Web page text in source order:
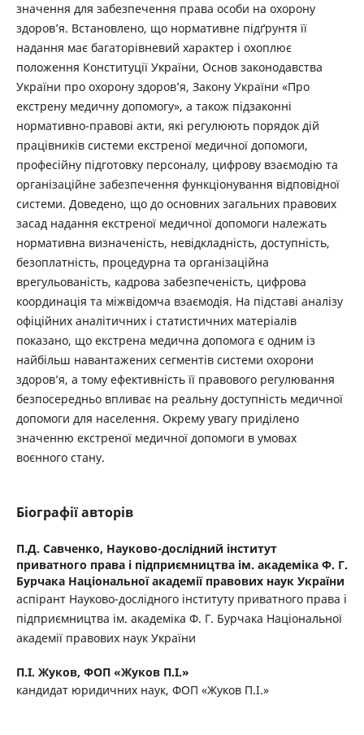
значення для забезпечення права особи на охорону
здоров’я. Встановлено, що нормативне підґрунтя її
надання має багаторівневий характер і охоплює
положення Конституції України, Основ законодавства
України про охорону здоров’я, Закону України «Про
екстрену медичну допомогу», а також підзаконні
нормативно-правові акти, які регулюють порядок дій
працівників системи екстреної медичної допомоги,
професійну підготовку персоналу, цифрову взаємодію та
організаційне забезпечення функціонування відповідної
системи. Доведено, що до основних загальних правових
засад надання екстреної медичної допомоги належать
нормативна визначеність, невідкладність, доступність,
безоплатність, процедурна та організаційна
врегульованість, кадрова забезпеченість, цифрова
координація та міжвідомча взаємодія. На підставі аналізу
офіційних аналітичних і статистичних матеріалів
показано, що екстрена медична допомога є одним із
найбільш навантажених сегментів системи охорони
здоров’я, а тому ефективність її правового регулювання
безпосередньо впливає на реальну доступність медичної
допомоги для населення. Окрему увагу приділено
значенню екстреної медичної допомоги в умовах
воєнного стану.
Біографії авторів
П.Д. Савченко, Науково-дослідний інститут
приватного права і підприємництва ім. академіка Ф. Г.
Бурчака Національної академії правових наук України
аспірант Науково-дослідного інституту приватного права і
підприємництва ім. академіка Ф. Г. Бурчака Національної
академії правових наук України
П.І. Жуков, ФОП «Жуков П.І.»
кандидат юридичних наук, ФОП «Жуков П.І.»